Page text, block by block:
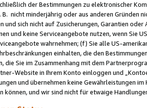
der Bestimmungen zu elektronischer
nicht minderjährig oder aus anderen Gründen
sich nicht auf Zusicherungen, Garantien
und keine Serviceangebote nutzen, wenn Sie
wahrnehmen; (f) Sie alle US-
einhalten, die den
die Sie im Zusammenhang mit dem
Website in Ihrem Konto einloggen und
und übernehmen keine Gewährleistungen
können, und wir sind nicht für etwaige